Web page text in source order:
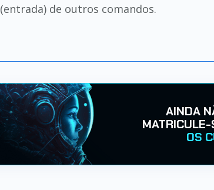
(entrada) de outros comandos.
AINDA
OS